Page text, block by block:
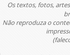
Os textos, fotos,
Não reproduza o